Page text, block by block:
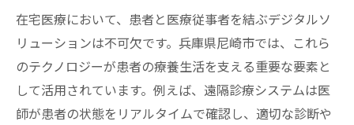
患者と家族のための情報アクセスの改善
クラウド技術を利用した迅速な医療判断
地域の医療資源を活用したデジタル連携
遠隔診療システムで変わる兵庫県尼崎市の在宅
医療
在宅医療において、患者と医療従事者を結ぶデジタルソ
リューションは不可欠です。兵庫県尼崎市では、これら
のテクノロジーが患者の療養生活を支える重要な要素と
して活用されています。例えば、遠隔診療システムは医
師が患者の状態をリアルタイムで確認し、適切な診断や